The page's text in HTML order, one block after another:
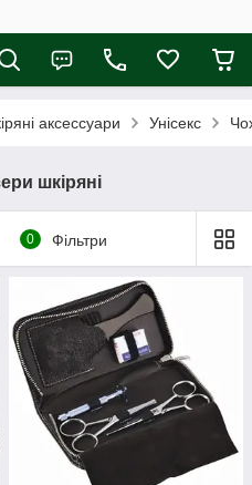
аксессуари Унісекс
шкіряні
0 Фільтри